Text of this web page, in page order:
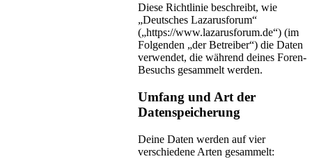
Diese Richtlinie beschreibt, wie
„Deutsches Lazarusforum“
(„https://www.lazarusforum.de“) (im
Folgenden „der Betreiber“) die Daten
verwendet, die während deines Foren-
Besuchs gesammelt werden.
Umfang und Art der
Datenspeicherung
Deine Daten werden auf vier
verschiedene Arten gesammelt: